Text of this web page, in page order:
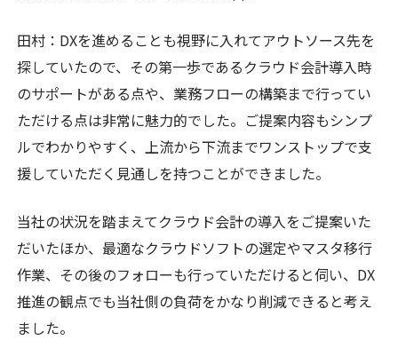
田村：DXを進めることも視野に入れてアウトソース先を
探していたので、その第一歩であるクラウド会計導入時
のサポートがある点や、業務フローの構築まで行ってい
ただける点は非常に魅力的でした。ご提案内容もシンプ
ルでわかりやすく、上流から下流までワンストップで支
援していただく見通しを持つことができました。
当社の状況を踏まえてクラウド会計の導入をご提案いた
だいたほか、最適なクラウドソフトの選定やマスタ移行
作業、その後のフォローも行っていただけると伺い、DX
推進の観点でも当社側の負荷をかなり削減できると考え
ました。